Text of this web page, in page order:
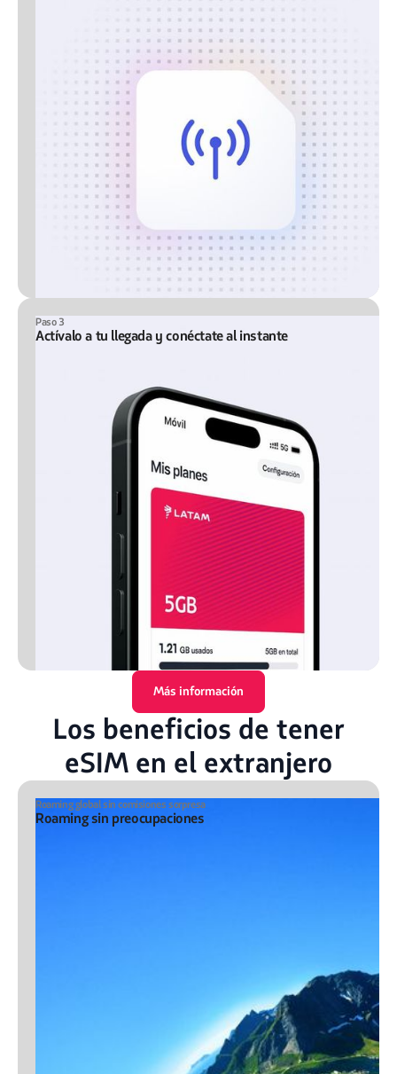
Paso 3
Actívalo a tu llegada y conéctate al instante
Más información
Los beneficios de tener
eSIM en el extranjero
Roaming global sin comisiones sorpresa
Roaming sin preocupaciones